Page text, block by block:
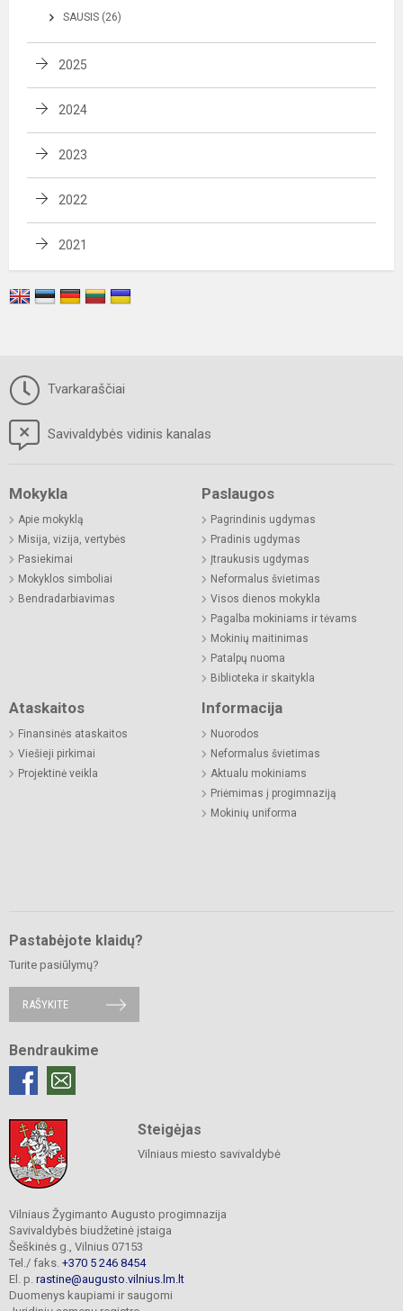
SAUSIS (26)
2025
2024
2023
2022
2021
Tvarkaraščiai
Savivaldybės vidinis kanalas
Mokykla
Apie mokyklą
Misija, vizija, vertybės
Pasiekimai
Mokyklos simboliai
Bendradarbiavimas
Paslaugos
Pagrindinis ugdymas
Pradinis ugdymas
Įtraukusis ugdymas
Neformalus švietimas
Visos dienos mokykla
Pagalba mokiniams ir tėvams
Mokinių maitinimas
Patalpų nuoma
Biblioteka ir skaitykla
Ataskaitos
Finansinės ataskaitos
Viešieji pirkimai
Projektinė veikla
Informacija
Nuorodos
Neformalus švietimas
Aktualu mokiniams
Priėmimas į progimnaziją
Mokinių uniforma
Pastabėjote klaidų?
Turite pasiūlymų?
RAŠYKITE
Bendraukime
Steigėjas
Vilniaus miesto savivaldybė
Vilniaus Žygimanto Augusto progimnazija
Savivaldybės biudžetinė įstaiga
Šeškinės g., Vilnius 07153
Tel./ faks. +370 5 246 8454
El. p. rastine@augusto.vilnius.lm.lt
Duomenys kaupiami ir saugomi